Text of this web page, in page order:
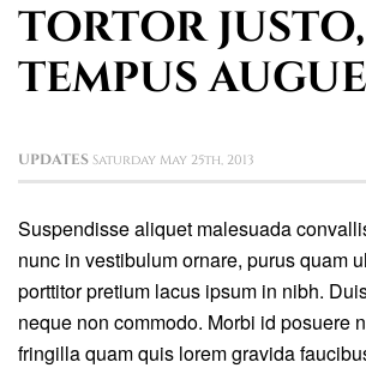
TORTOR
TEMPUS
UPDATES Saturday May 25th, 2013
Suspendisse aliquet malesuada
nunc in vestibulum ornare, purus quam
porttitor pretium lacus ipsum in nibh.
neque non commodo. Morbi id posuere
fringilla quam quis lorem gravida